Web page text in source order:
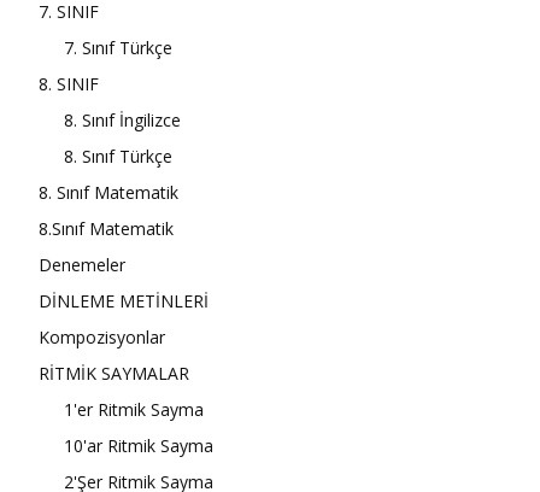
7. SINIF
7. Sınıf Türkçe
8. SINIF
8. Sınıf İngilizce
8. Sınıf Türkçe
8. Sınıf Matematik
8.Sınıf Matematik
Denemeler
DİNLEME METİNLERİ
Kompozisyonlar
RİTMİK SAYMALAR
1'er Ritmik Sayma
10'ar Ritmik Sayma
2'Şer Ritmik Sayma